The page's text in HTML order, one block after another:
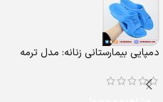
– جنس: EVA Soft
دمپایی بیمارستانی زنانه: مدل ترمه